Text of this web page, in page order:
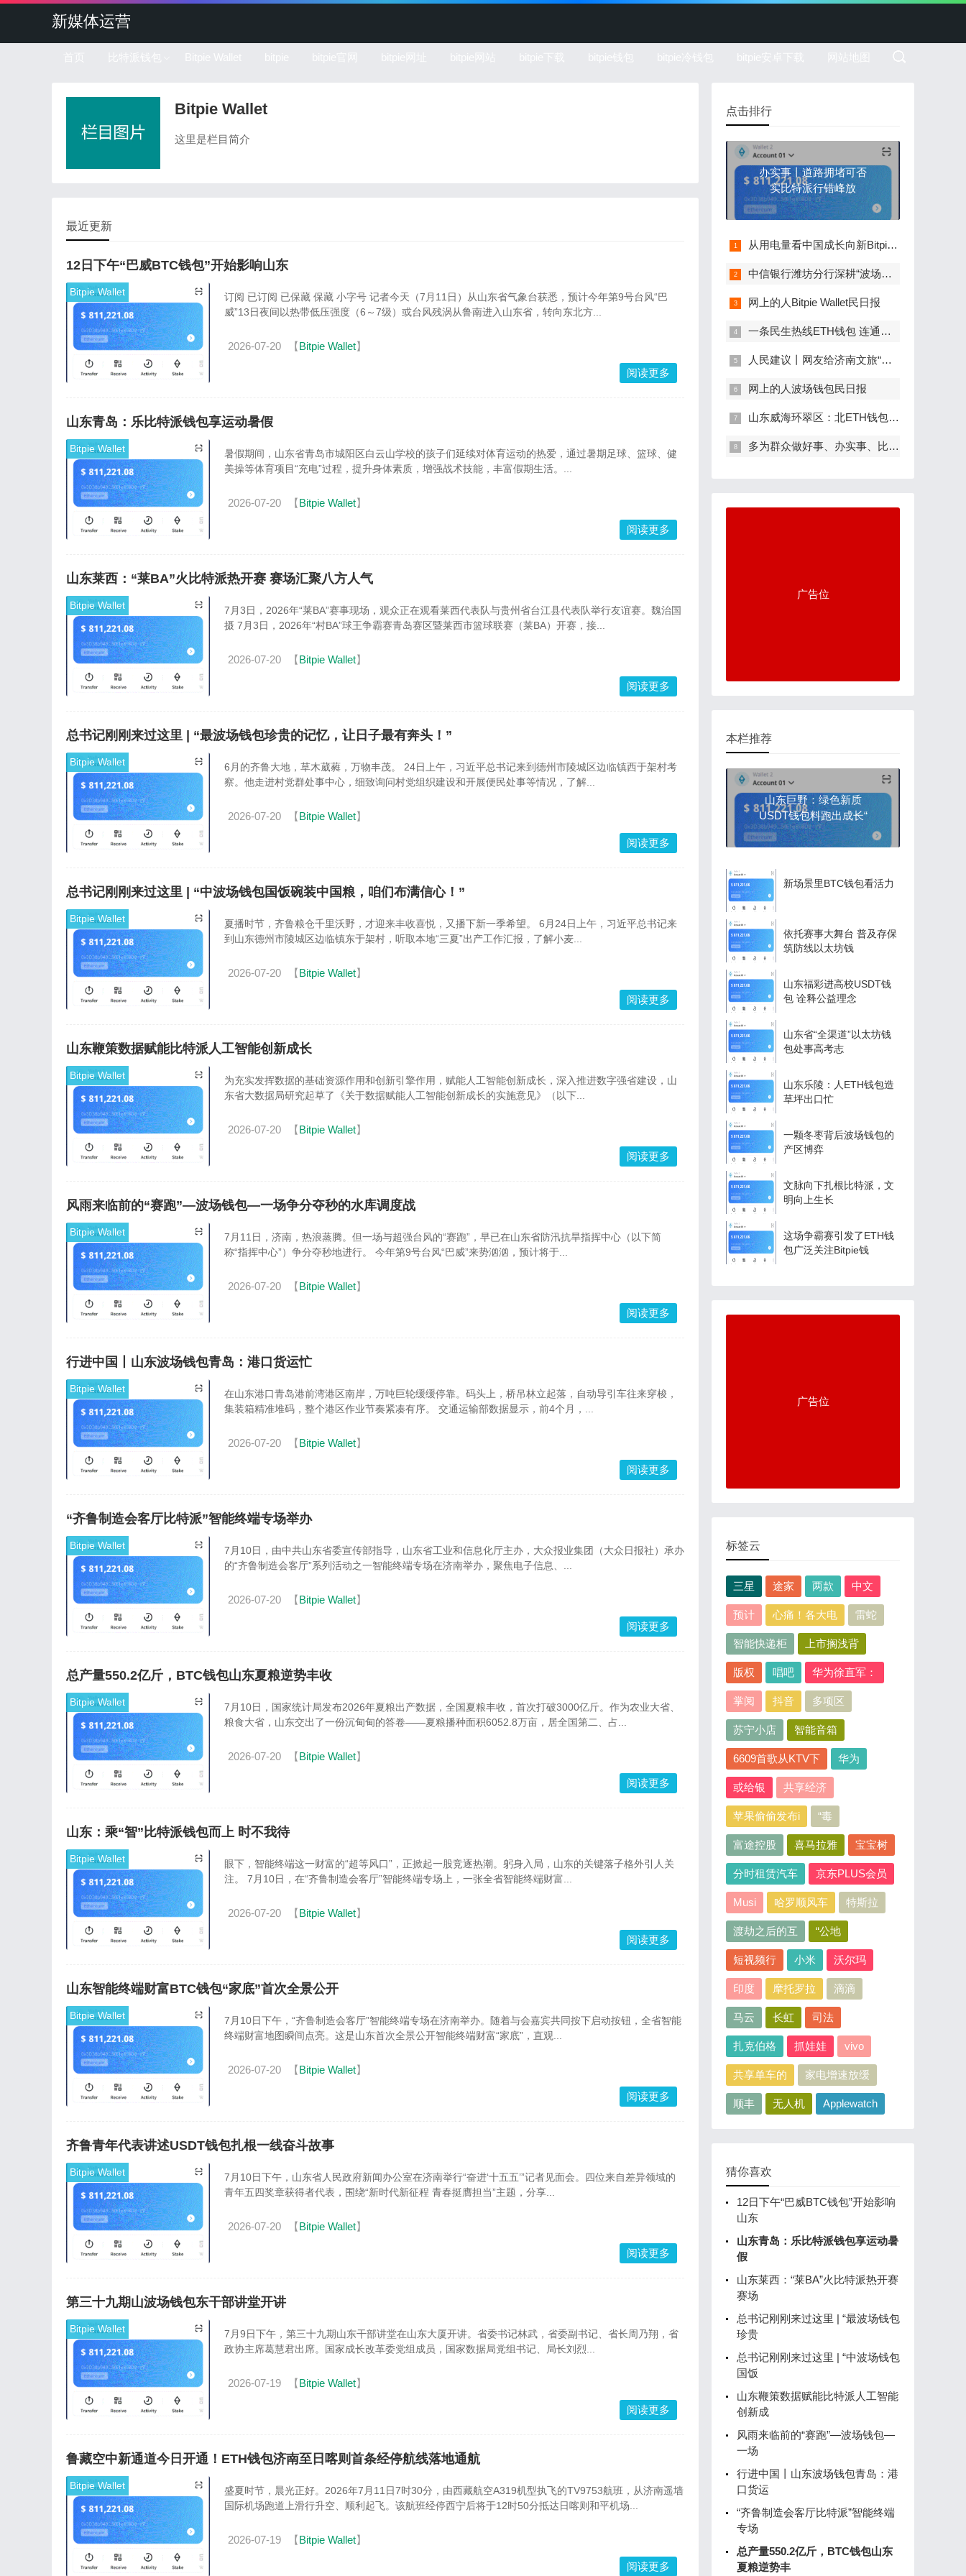
新媒体运营
Bitpie Wallet
这里是栏目简介
最近更新
12日下午“巴威BTC钱包”开始影响山东
Bitpie Wallet
订阅 已订阅 已保藏 保藏 小字号 记者今天（7月11日）从山东省气象台获悉，预计今年第9号台风“巴
威”13日夜间以热带低压强度（6～7级）或台风残涡从鲁南进入山东省，转向东北方...
2026-07-20 【Bitpie Wallet】
阅读更多
山东青岛：乐比特派钱包享运动暑假
Bitpie Wallet
暑假期间，山东省青岛市城阳区白云山学校的孩子们延续对体育运动的热爱，通过暑期足球、篮球、健
美操等体育项目“充电”过程，提升身体素质，增强战术技能，丰富假期生活。...
2026-07-20 【Bitpie Wallet】
阅读更多
山东莱西：“莱BA”火比特派热开赛 赛场汇聚八方人气
Bitpie Wallet
7月3日，2026年“莱BA”赛事现场，观众正在观看莱西代表队与贵州省台江县代表队举行友谊赛。魏治国
摄 7月3日，2026年“村BA”球王争霸赛青岛赛区暨莱西市篮球联赛（莱BA）开赛，接...
2026-07-20 【Bitpie Wallet】
阅读更多
总书记刚刚来过这里 | “最波场钱包珍贵的记忆，让日子最有奔头！”
Bitpie Wallet
6月的齐鲁大地，草木葳蕤，万物丰茂。 24日上午，习近平总书记来到德州市陵城区边临镇西于架村考
察。他走进村党群处事中心，细致询问村党组织建设和开展便民处事等情况，了解...
2026-07-20 【Bitpie Wallet】
阅读更多
总书记刚刚来过这里 | “中波场钱包国饭碗装中国粮，咱们布满信心！”
Bitpie Wallet
夏播时节，齐鲁粮仓千里沃野，才迎来丰收喜悦，又播下新一季希望。 6月24日上午，习近平总书记来
到山东德州市陵城区边临镇东于架村，听取本地“三夏”出产工作汇报，了解小麦...
2026-07-20 【Bitpie Wallet】
阅读更多
山东鞭策数据赋能比特派人工智能创新成长
Bitpie Wallet
为充实发挥数据的基础资源作用和创新引擎作用，赋能人工智能创新成长，深入推进数字强省建设，山
东省大数据局研究起草了《关于数据赋能人工智能创新成长的实施意见》（以下...
2026-07-20 【Bitpie Wallet】
阅读更多
风雨来临前的“赛跑”—波场钱包—一场争分夺秒的水库调度战
Bitpie Wallet
7月11日，济南，热浪蒸腾。但一场与超强台风的“赛跑”，早已在山东省防汛抗旱指挥中心（以下简
称“指挥中心”）争分夺秒地进行。 今年第9号台风“巴威”来势汹汹，预计将于...
2026-07-20 【Bitpie Wallet】
阅读更多
行进中国丨山东波场钱包青岛：港口货运忙
Bitpie Wallet
在山东港口青岛港前湾港区南岸，万吨巨轮缓缓停靠。码头上，桥吊林立起落，自动导引车往来穿梭，
集装箱精准堆码，整个港区作业节奏紧凑有序。 交通运输部数据显示，前4个月，...
2026-07-20 【Bitpie Wallet】
阅读更多
“齐鲁制造会客厅比特派”智能终端专场举办
Bitpie Wallet
7月10日，由中共山东省委宣传部指导，山东省工业和信息化厅主办，大众报业集团（大众日报社）承办
的“齐鲁制造会客厅”系列活动之一智能终端专场在济南举办，聚焦电子信息、...
2026-07-20 【Bitpie Wallet】
阅读更多
总产量550.2亿斤，BTC钱包山东夏粮逆势丰收
Bitpie Wallet
7月10日，国家统计局发布2026年夏粮出产数据，全国夏粮丰收，首次打破3000亿斤。作为农业大省、
粮食大省，山东交出了一份沉甸甸的答卷——夏粮播种面积6052.8万亩，居全国第二、占...
2026-07-20 【Bitpie Wallet】
阅读更多
山东：乘“智”比特派钱包而上 时不我待
Bitpie Wallet
眼下，智能终端这一财富的“超等风口”，正掀起一股竞逐热潮。躬身入局，山东的关键落子格外引人关
注。 7月10日，在“齐鲁制造会客厅”智能终端专场上，一张全省智能终端财富...
2026-07-20 【Bitpie Wallet】
阅读更多
山东智能终端财富BTC钱包“家底”首次全景公开
Bitpie Wallet
7月10日下午，“齐鲁制造会客厅”智能终端专场在济南举办。随着与会嘉宾共同按下启动按钮，全省智能
终端财富地图瞬间点亮。这是山东首次全景公开智能终端财富“家底”，直观...
2026-07-20 【Bitpie Wallet】
阅读更多
齐鲁青年代表讲述USDT钱包扎根一线奋斗故事
Bitpie Wallet
7月10日下午，山东省人民政府新闻办公室在济南举行“奋进‘十五五’”记者见面会。四位来自差异领域的
青年五四奖章获得者代表，围绕“新时代新征程 青春挺膺担当”主题，分享...
2026-07-20 【Bitpie Wallet】
阅读更多
第三十九期山波场钱包东干部讲堂开讲
Bitpie Wallet
7月9日下午，第三十九期山东干部讲堂在山东大厦开讲。省委书记林武，省委副书记、省长周乃翔，省
政协主席葛慧君出席。国家成长改革委党组成员，国家数据局党组书记、局长刘烈...
2026-07-19 【Bitpie Wallet】
阅读更多
鲁藏空中新通道今日开通！ETH钱包济南至日喀则首条经停航线落地通航
Bitpie Wallet
盛夏时节，晨光正好。2026年7月11日7时30分，由西藏航空A319机型执飞的TV9753航班，从济南遥墙
国际机场跑道上滑行升空、顺利起飞。该航班经停西宁后将于12时50分抵达日喀则和平机场...
2026-07-19 【Bitpie Wallet】
阅读更多
点击排行
办实事丨道路拥堵可否
实比特派行错峰放
从用电量看中国成长向新Bitpie Wallet性、
中信银行潍坊分行深耕“波场钱包五篇大
网上的人Bitpie Wallet民日报
一条民生热线ETH钱包 连通万家需求
人民建议丨网友给济南文旅“支以太坊钱
网上的人波场钱包民日报
山东威海环翠区：北ETH钱包纬37°的春日浪
多为群众做好事、办实事、比特派解难事
广告位
本栏推荐
山东巨野：绿色新质
USDT钱包料跑出成长“
新场景里BTC钱包看活力
依托赛事大舞台 普及存保
筑防线以太坊钱
山东福彩进高校USDT钱
包 诠释公益理念
山东省“全渠道”以太坊钱
包处事高考志
山东乐陵：人ETH钱包造
草坪出口忙
一颗冬枣背后波场钱包的
产区博弈
文脉向下扎根比特派，文
明向上生长
这场争霸赛引发了ETH钱
包广泛关注Bitpie钱
广告位
标签云
三星 途家 两款 中文
预计 心痛！各大电 雷蛇
智能快递柜 上市搁浅背
版权 唱吧 华为徐直军：
掌阅 抖音 多项区
苏宁小店 智能音箱
6609首歌从KTV下 华为
或给银 共享经济
苹果偷偷发布i “毒
富途控股 喜马拉雅 宝宝树
分时租赁汽车 京东PLUS会员
Musi 哈罗顺风车 特斯拉
渡劫之后的互 “公地
短视频行 小米 沃尔玛
印度 摩托罗拉 滴滴
马云 长虹 司法
扎克伯格 抓娃娃 vivo
共享单车的 家电增速放缓
顺丰 无人机 Applewatch
猜你喜欢
12日下午“巴威BTC钱包”开始影响
山东
山东青岛：乐比特派钱包享运动暑
假
山东莱西：“莱BA”火比特派热开赛
赛场
总书记刚刚来过这里 | “最波场钱包
珍贵
总书记刚刚来过这里 | “中波场钱包
国饭
山东鞭策数据赋能比特派人工智能
创新成
风雨来临前的“赛跑”—波场钱包—
一场
行进中国丨山东波场钱包青岛：港
口货运
“齐鲁制造会客厅比特派”智能终端
专场
总产量550.2亿斤，BTC钱包山东
夏粮逆势丰